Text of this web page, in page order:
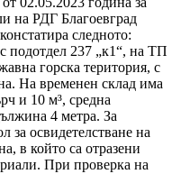
на РДГ Благоевград
следното:
подотдел 237 „к1“, на ТП
горска територия, с
На временен склад има
и 10 м³, средна
4 метра. За
за освидетелстване на
в който са отразени
При проверка на